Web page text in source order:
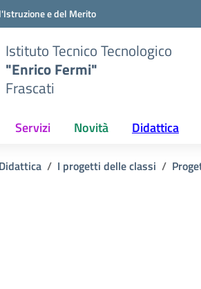
e del Merito
Istituto Tecnico Tecnologico
"Enrico Fermi"
Frascati
Servizi Novità Didattica
Didattica I progetti delle classi